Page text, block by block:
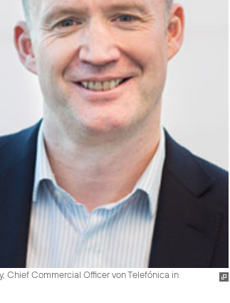
Chief Commercial Officer von Telefónica in